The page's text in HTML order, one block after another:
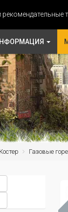
Костер Газовые